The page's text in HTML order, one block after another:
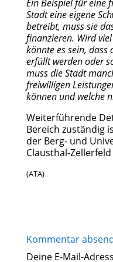
Ein Beispiel für eine
Stadt eine eigene
betreibt, muss sie
finanzieren. Wird
könnte es sein, dass
erfüllt werden oder
muss die Stadt
freiwilligen
können und welche
Weiterführende
Bereich zuständig
der Berg- und
(ATA)
Kommentar
Deine E-Mail-